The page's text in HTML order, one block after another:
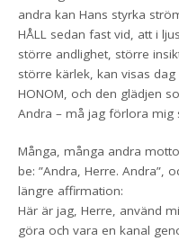
andra kan Hans styrka
HÅLL sedan fast vid, att i
större andlighet, större
större kärlek, kan visas
HONOM, och den glädjen
Andra – må jag förlora mig
Många, många andra
be: ”Andra, Herre. Andra”,
längre affirmation:
Här är jag, Herre, använd
göra och vara en kanal